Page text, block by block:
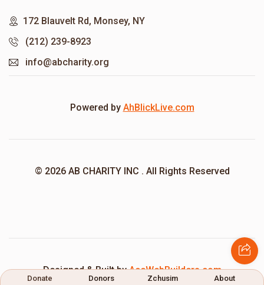
172 Blauvelt Rd, Monsey, NY
(212) 239-8923
info@abcharity.org
Powered by AhBlickLive.com
© 2026 AB CHARITY INC . All Rights Reserved
Designed & Built byAceWebBuilders.com
Donate Donors Zchusim About